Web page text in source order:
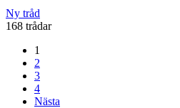
Ny tråd
168 trådar
1
2
3
4
Nästa